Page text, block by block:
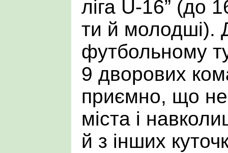
ліга U-16” (до
ти й молодші).
футбольному
9 дворових
приємно, що
міста і
й з інших